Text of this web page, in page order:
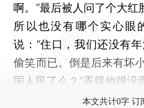
啊。”最后被人问了个大红
所以也没有哪个实心眼
说：“住口，我们还没有
偷笑而已。倒是后来有坏
国人民了么？”弄得他很没
本文共计0字 订